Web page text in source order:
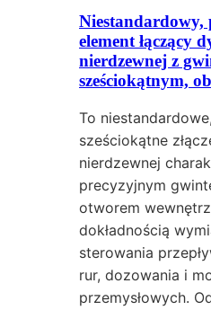
Niestandardowy,
element łączący
nierdzewnej z
sześciokątnym,
To
sześciokątne
nierdzewnej
precyzyjnym
otworem
dokładnością
sterowania
rur, dozowania i
przemysłowych.